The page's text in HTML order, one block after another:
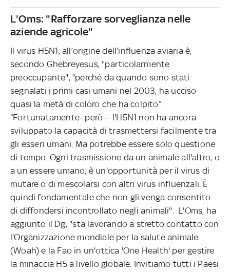
L'Oms: "Rafforzare sorveglianza nelle
aziende agricole"
Il virus H5N1, all’origine dell’influenza aviaria è,
secondo Ghebreyesus, "particolarmente
preoccupante", “perché da quando sono stati
segnalati i primi casi umani nel 2003, ha ucciso
quasi la metà di coloro che ha colpito”.
“Fortunatamente- però - l'H5N1 non ha ancora
sviluppato la capacità di trasmettersi facilmente tra
gli esseri umani. Ma potrebbe essere solo questione
di tempo. Ogni trasmissione da un animale all'altro, o
a un essere umano, è un'opportunità per il virus di
mutare o di mescolarsi con altri virus influenzali. È
quindi fondamentale che non gli venga consentito
di diffondersi incontrollato negli animali". L'Oms, ha
aggiunto il Dg, "sta lavorando a stretto contatto con
l'Organizzazione mondiale per la salute animale
(Woah) e la Fao in un'ottica 'One Health' per gestire
la minaccia H5 a livello globale. Invitiamo tutti i Paesi